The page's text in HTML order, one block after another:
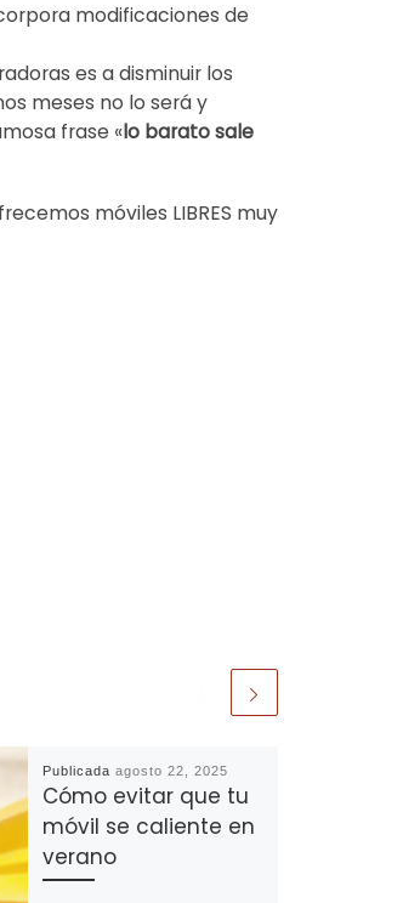
modificaciones de
es a disminuir los
meses no lo será y
frase «lo barato sale
móviles LIBRES muy
Publicadaagosto 22, 2025
Cómo evitar que tu
móvil se caliente en
verano